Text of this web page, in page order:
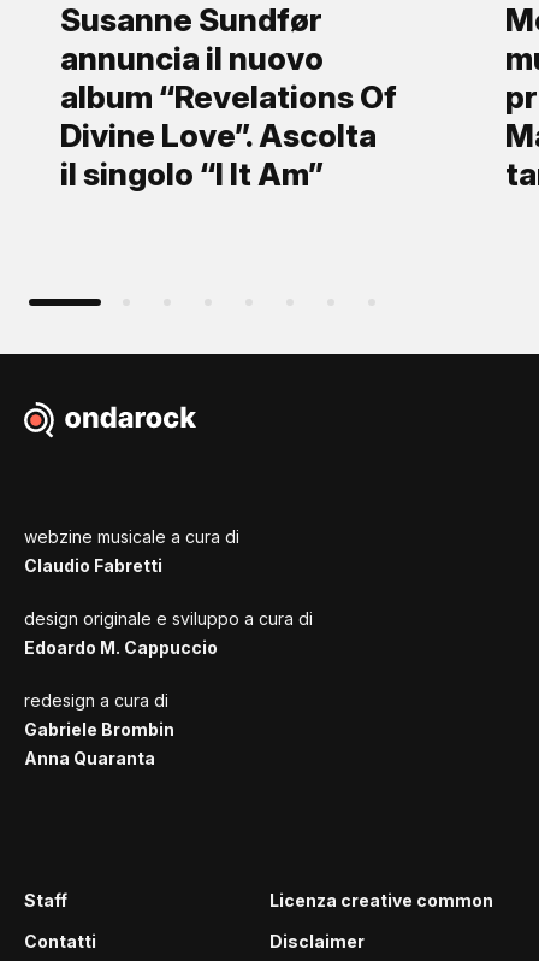
Susanne Sundfør
annuncia il nuovo
album “Revelations Of
Divine Love”. Ascolta
il singolo “I It Am”
webzine musicale a cura di
Claudio Fabretti
design originale e sviluppo a cura di
Edoardo M. Cappuccio
redesign a cura di
Gabriele Brombin
Anna Quaranta
Staff
Contatti
Licenza creative common
Disclaimer